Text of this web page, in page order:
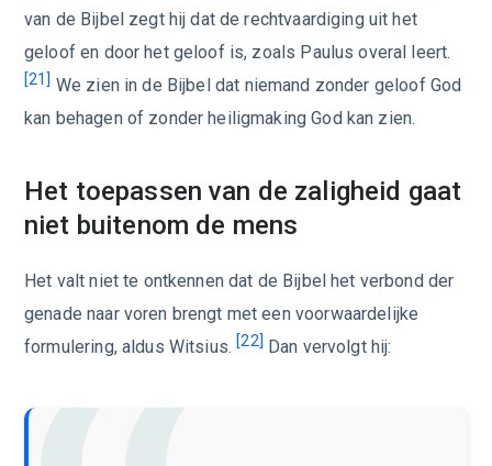
van de Bijbel zegt hij dat de rechtvaardiging uit het
geloof en door het geloof is, zoals Paulus overal leert.
[21] We zien in de Bijbel dat niemand zonder geloof God
kan behagen of zonder heiligmaking God kan zien.
Het toepassen van de zaligheid gaat
niet buitenom de mens
Het valt niet te ontkennen dat de Bijbel het verbond der
genade naar voren brengt met een voorwaardelijke
formulering, aldus Witsius.[22] Dan vervolgt hij: